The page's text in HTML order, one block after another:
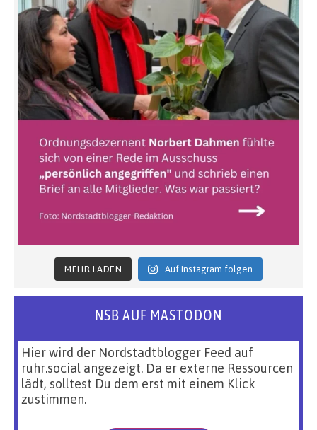
MEHR LADEN Auf Instagram folgen
NSB AUF MASTODON
Hier wird der Nordstadtblogger Feed auf
ruhr.social angezeigt. Da er externe Ressourcen
lädt, solltest Du dem erst mit einem Klick
zustimmen.